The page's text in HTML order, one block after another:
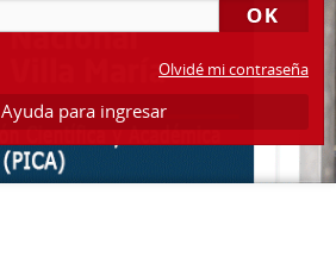
Olvidé mi contraseña
Ayuda para ingresar